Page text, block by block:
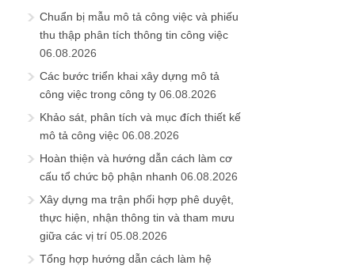
Chuẩn bị mẫu mô tả công việc và phiếu
thu thập phân tích thông tin công việc
06.08.2026
Các bước triển khai xây dựng mô tả
công việc trong công ty 06.08.2026
Khảo sát, phân tích và mục đích thiết kế
mô tả công việc 06.08.2026
Hoàn thiện và hướng dẫn cách làm cơ
cấu tổ chức bộ phận nhanh 06.08.2026
Xây dựng ma trận phối hợp phê duyệt,
thực hiện, nhận thông tin và tham mưu
giữa các vị trí 05.08.2026
Tổng hợp hướng dẫn cách làm hệ